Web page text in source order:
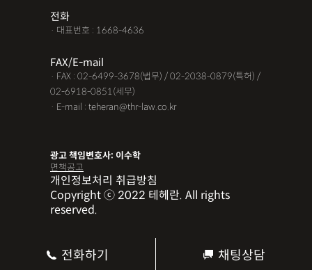
전화하기 채팅상담
전화
· 대표번호 : 1668-4636
FAX/E-mail
· FAX : 02-6499-3678(법무) / 02-2038-0879(특허) /
02-6918-0851(세무)
· E-mail : teheran@thr-law.co.kr
광고 책임변호사: 이수학
면책공고
개인정보처리 취급방침
Copyright ⓒ 2022 테헤란. All rights
reserved.